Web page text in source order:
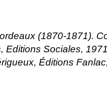
(1870-1871).
Sociales,
Éditions